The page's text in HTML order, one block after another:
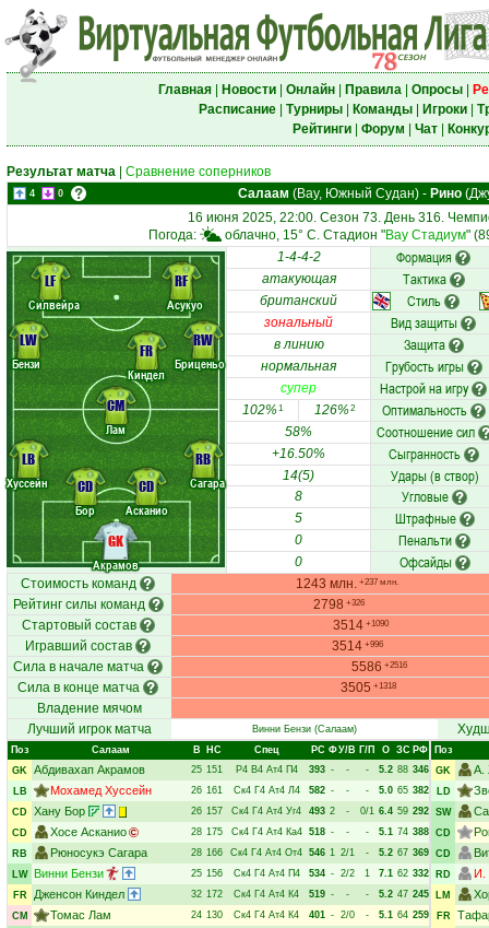
Главная| Новости| Онлайн| Правила| Опросы|
Расписание| Турниры| Команды| Игроки|
Рейтинги| Форум Чат|
Результат матча Сравнение соперников
4 0 Салаам (Вау, Южный Судан) - Рино
16 июня 2025, 22:00. Сезон 73. День 316.
Погода:
облачно, 15° C. Стадион "Вау Стадиум"
Акрамов
Хуссейн
Бор
Асканио
Сагара
Бензи
Киндел
Лам
Бриценьо
Силвейра Асукуо
GK
LB
CD
CD
RB
LW
FR
CM
RW
LF RF
1-4-4-2 Формация
атакующая Тактика
британский Стиль
зональный Вид защиты
в линию Защита
нормальная Грубость игры
супер Настрой на игру
102%1 126%2 Оптимальность
58% Соотношение сил
+16.50% Сыгранность
14(5) Удары (в створ)
8 Угловые
5 Штрафные
0 Пенальти
0 Офсайды
Стоимость команд 1243 млн. +237 млн.
Рейтинг силы команд 2798 +326
Стартовый состав 3514 +1090
Игравший состав 3514 +996
Сила в начале матча 5586 +2516
Сила в конце матча 3505 +1318
Владение мячом
Лучший игрок матча
Винни Бензи (Салаам)
Поз Салаам В НC Спец РC ФУ/В Г/П О ЗС РФ
GK Абдивахап Акрамов 25 151 Р4 В4 Ат4 П4 393 - - - 5.2 88 346
LB
Мохамед Хуссейн 26 161 Ск4 Г4 Ат4 Л4 582 - - - 5.0 65 382
CD Хану Бор 26 157 Ск4 Г4 Ат4 Уг4 493 2 - 0/1 6.4 59 292
CD
Хосе Асканио 28 175 Ск4 Г4 Ат4 Ка4 518 - - - 5.1 74 388
RB
Рюносукэ Сагара 28 166 Ск4 Г4 Ат4 От4 546 1 2/1 - 5.2 67 369
LW
Винни Бензи 25 156 Ск4 Г4 Ат4 П4 534 - 2/2 1 7.1 62 332
FR
Дженсон Киндел 32 172 Ск4 Г4 Ат4 К4 519 - - - 5.2 47 245
CM
Томас Лам 24 130 Ск4 Г4 Ат4 К4 401 - 2/0 - 5.1 64 259
Поз
GK
А.
LD
SW
CD
CD
RD И.
LM
FR